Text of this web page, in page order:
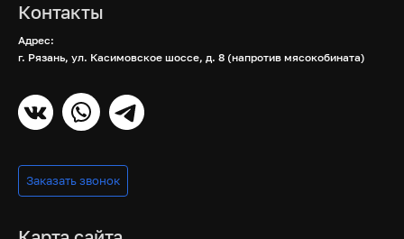
Контакты
Адрес:
г. Рязань, ул. Касимовское шоссе, д. 8 (напротив мясокобината)
Заказать звонок